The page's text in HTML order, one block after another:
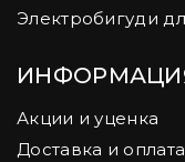
Электробигуди
Акции и уценка
Доставка и оплата